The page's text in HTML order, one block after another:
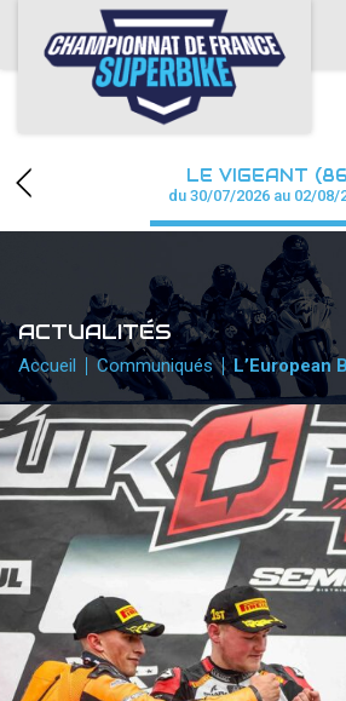
ACCUEIL
CHAMPIONNAT
CALENDRIER
PHOTOS / WEB TV
PARTENAIRES
PRESSE
PRESSE
accéder à la billetterie
LE VIGEANT
du 30/07/2026 au 02/08/
ACTUALITÉS
Accueil Communiqués L’European